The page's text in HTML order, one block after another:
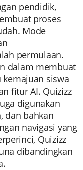
pendidik,
proses
Mode
permulaan.
dalam membuat
kemajuan siswa
fitur AI. Quizizz
digunakan
dan bahkan
navigasi yang
Quizizz
dibandingkan